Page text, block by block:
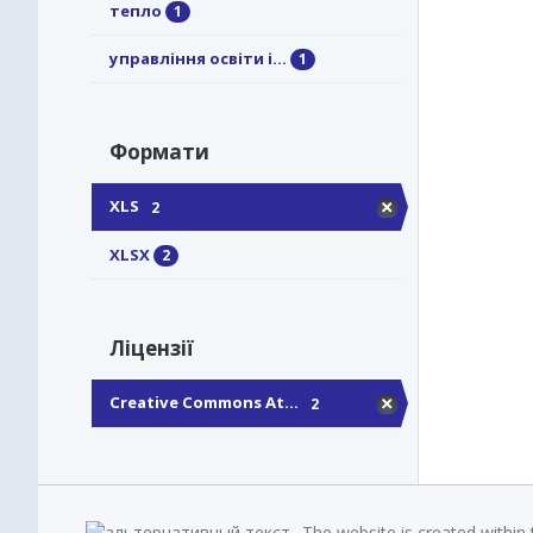
тепло 1
управління освіти і... 1
Формати
XLS 2
XLSX 2
Ліцензії
Creative Commons At... 2